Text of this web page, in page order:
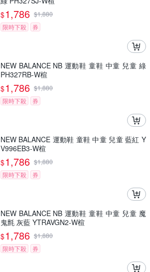
$1,786 $1,880
限時下殺
券
NEW BALANCE NB 運動鞋 童鞋 中童 兒童 綠
PH327RB-W楦
$1,786 $1,880
限時下殺
券
NEW BALANCE 運動鞋 童鞋 中童 兒童 藍紅 Y
V996EB3-W楦
$1,786 $1,880
限時下殺
券
NEW BALANCE NB 運動鞋 童鞋 中童 兒童 魔
鬼氈 灰藍 YTRAVGN2-W楦
$1,786 $1,880
限時下殺
券